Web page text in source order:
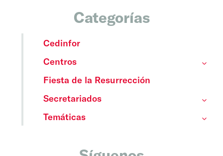
Categorías
Cedinfor
Centros
Fiesta de la Resurrección
Secretariados
Temáticas